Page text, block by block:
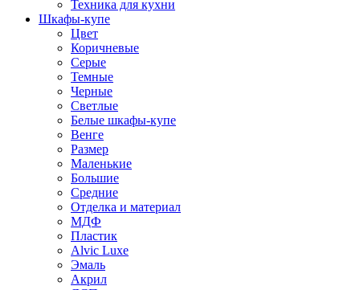
Техника для кухни
Шкафы-купе
Цвет
Коричневые
Серые
Темные
Черные
Светлые
Белые шкафы-купе
Венге
Размер
Маленькие
Большие
Средние
Отделка и материал
МДФ
Пластик
Alvic Luxe
Эмаль
Акрил